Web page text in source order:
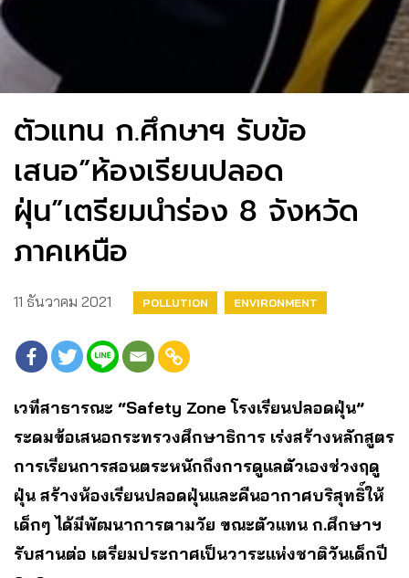
ตัวแทน ก.ศึกษาฯ รับข้อ
เสนอ”ห้องเรียนปลอด
ฝุ่น”เตรียมนำร่อง 8 จังหวัด
ภาคเหนือ
11 ธันวาคม 2021 POLLUTION ENVIRONMENT
เวทีสาธารณะ “Safety Zone โรงเรียนปลอดฝุ่น”
ระดมข้อเสนอกระทรวงศึกษาธิการ เร่งสร้างหลักสูตร
การเรียนการสอนตระหนักถึงการดูแลตัวเองช่วงฤดู
ฝุ่น สร้างห้องเรียนปลอดฝุ่นและคืนอากาศบริสุทธิ์ให้
เด็กๆ ได้มีพัฒนาการตามวัย ขณะตัวแทน ก.ศึกษาฯ
รับสานต่อ เตรียมประกาศเป็นวาระแห่งชาติวันเด็กปี